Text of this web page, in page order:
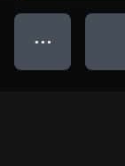
● ● ●